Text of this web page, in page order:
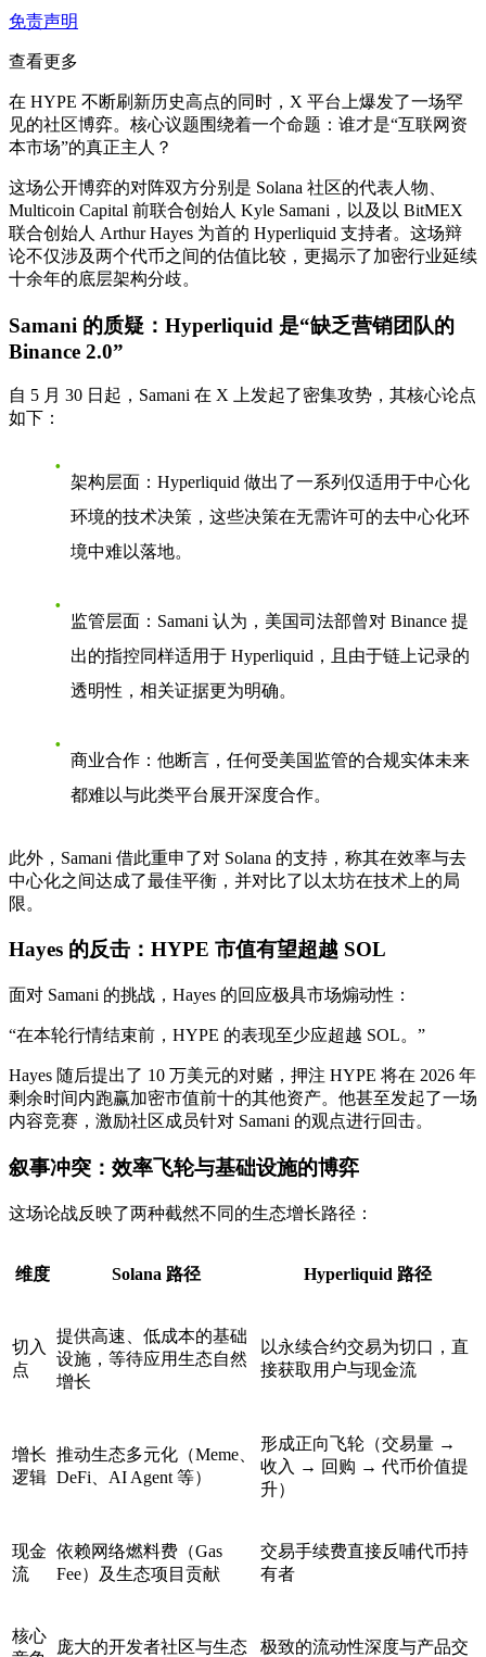
免责声明
查看更多
在 HYPE 不断刷新历史高点的同时，X 平台上爆发了一场罕
见的社区博弈。核心议题围绕着一个命题：谁才是“互联网资
本市场”的真正主人？
这场公开博弈的对阵双方分别是 Solana 社区的代表人物、
Multicoin Capital 前联合创始人 Kyle Samani，以及以 BitMEX
联合创始人 Arthur Hayes 为首的 Hyperliquid 支持者。这场辩
论不仅涉及两个代币之间的估值比较，更揭示了加密行业延续
十余年的底层架构分歧。
Samani 的质疑：Hyperliquid 是“缺乏营销团队的
Binance 2.0”
自 5 月 30 日起，Samani 在 X 上发起了密集攻势，其核心论点
如下：
架构层面 ：Hyperliquid 做出了一系列仅适用于中心化
环境的技术决策，这些决策在无需许可的去中心化环
境中难以落地。
监管层面 ：Samani 认为，美国司法部曾对 Binance 提
出的指控同样适用于 Hyperliquid，且由于链上记录的
透明性，相关证据更为明确。
商业合作 ：他断言，任何受美国监管的合规实体未来
都难以与此类平台展开深度合作。
此外，Samani 借此重申了对 Solana 的支持，称其在效率与去
中心化之间达成了最佳平衡，并对比了以太坊在技术上的局
限。
Hayes 的反击：HYPE 市值有望超越 SOL
面对 Samani 的挑战，Hayes 的回应极具市场煽动性：
“在本轮行情结束前，HYPE 的表现至少应超越 SOL。”
Hayes 随后提出了 10 万美元的对赌 ，押注 HYPE 将在 2026 年
剩余时间内跑赢加密市值前十的其他资产。他甚至发起了一场
内容竞赛，激励社区成员针对 Samani 的观点进行回击。
叙事冲突：效率飞轮与基础设施的博弈
这场论战反映了两种截然不同的生态增长路径：
维度 Solana 路径 Hyperliquid 路径
切入
点
提供高速、低成本的基础
设施，等待应用生态自然
增长
以永续合约交易为切口，直
接获取用户与现金流
增长
逻辑
推动生态多元化（Meme、
DeFi、AI Agent 等）
形成正向飞轮（交易量 →
收入 → 回购 → 代币价值提
升）
现金
流
依赖网络燃料费（Gas
Fee）及生态项目贡献
交易手续费直接反哺代币持
有者
核心
庞大的开发者社区与生态
极致的流动性深度与产品交